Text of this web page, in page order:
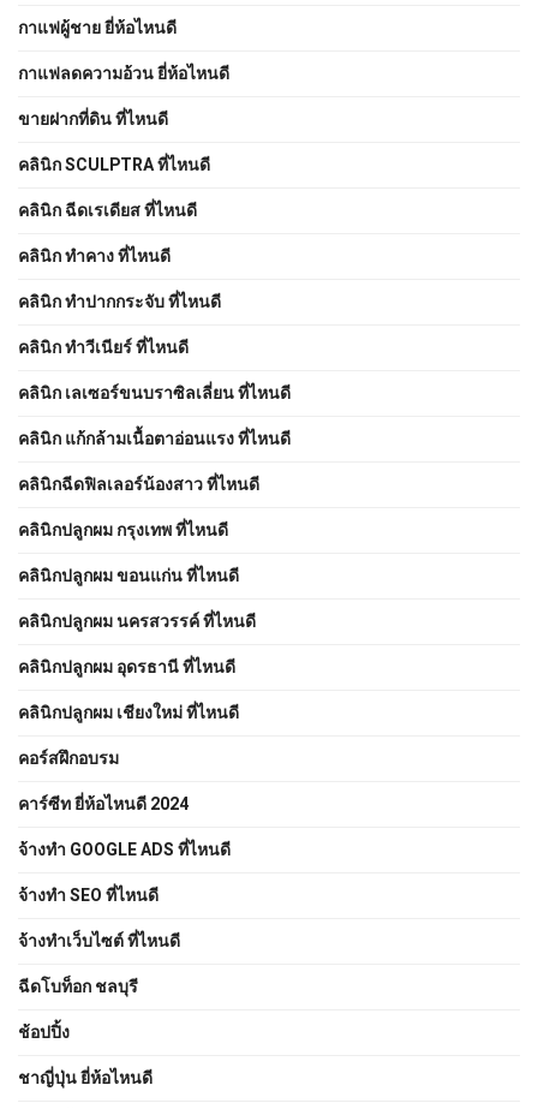
กาแฟผู้ชาย ยี่ห้อไหนดี
กาแฟลดความอ้วน ยี่ห้อไหนดี
ขายฝากที่ดิน ที่ไหนดี
คลินิก SCULPTRA ที่ไหนดี
คลินิก ฉีดเรเดียส ที่ไหนดี
คลินิก ทำคาง ที่ไหนดี
คลินิก ทำปากกระจับ ที่ไหนดี
คลินิก ทำวีเนียร์ ที่ไหนดี
คลินิก เลเซอร์ขนบราซิลเลี่ยน ที่ไหนดี
คลินิก แก้กล้ามเนื้อตาอ่อนแรง ที่ไหนดี
คลินิกฉีดฟิลเลอร์น้องสาว ที่ไหนดี
คลินิกปลูกผม กรุงเทพ ที่ไหนดี
คลินิกปลูกผม ขอนแก่น ที่ไหนดี
คลินิกปลูกผม นครสวรรค์ ที่ไหนดี
คลินิกปลูกผม อุดรธานี ที่ไหนดี
คลินิกปลูกผม เชียงใหม่ ที่ไหนดี
คอร์สฝึกอบรม
คาร์ซีท ยี่ห้อไหนดี 2024
จ้างทํา GOOGLE ADS ที่ไหนดี
จ้างทํา SEO ที่ไหนดี
จ้างทําเว็บไซต์ ที่ไหนดี
ฉีดโบท็อก ชลบุรี
ช้อปปิ้ง
ชาญี่ปุ่น ยี่ห้อไหนดี